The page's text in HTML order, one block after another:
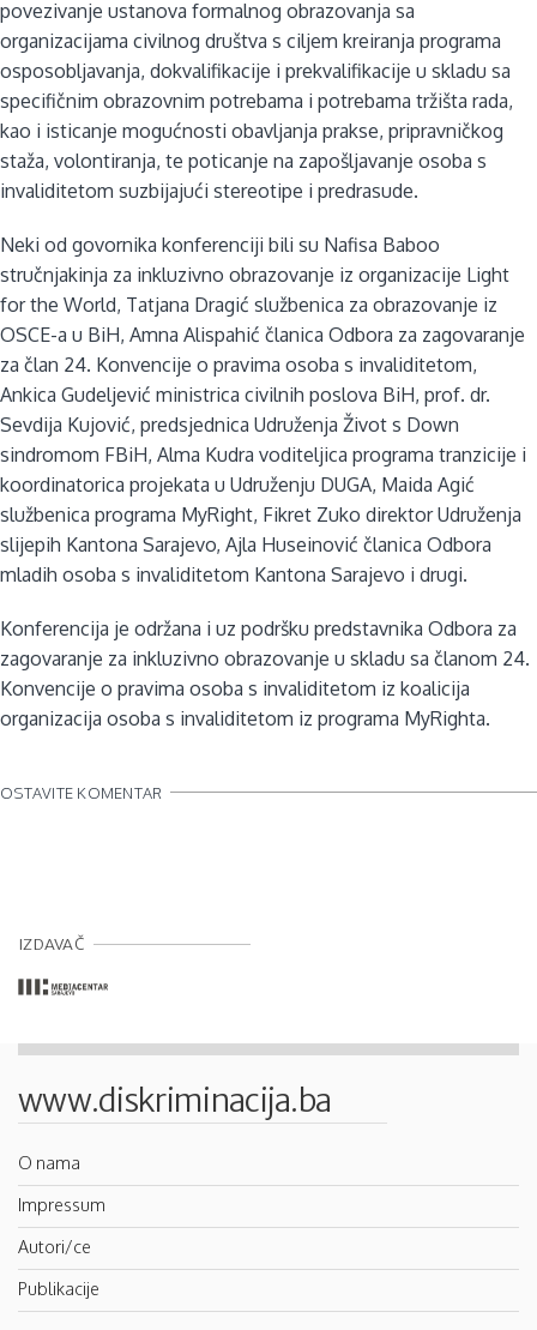
povezivanje ustanova formalnog obrazovanja sa
organizacijama civilnog društva s ciljem kreiranja programa
osposobljavanja, dokvalifikacije i prekvalifikacije u skladu sa
specifičnim obrazovnim potrebama i potrebama tržišta rada,
kao i isticanje mogućnosti obavljanja prakse, pripravničkog
staža, volontiranja, te poticanje na zapošljavanje osoba s
invaliditetom suzbijajući stereotipe i predrasude.
Neki od govornika konferenciji bili su Nafisa Baboo
stručnjakinja za inkluzivno obrazovanje iz organizacije Light
for the World, Tatjana Dragić službenica za obrazovanje iz
OSCE-a u BiH, Amna Alispahić članica Odbora za zagovaranje
za član 24. Konvencije o pravima osoba s invaliditetom,
Ankica Gudeljević ministrica civilnih poslova BiH, prof. dr.
Sevdija Kujović, predsjednica Udruženja Život s Down
sindromom FBiH, Alma Kudra voditeljica programa tranzicije i
koordinatorica projekata u Udruženju DUGA, Maida Agić
službenica programa MyRight, Fikret Zuko direktor Udruženja
slijepih Kantona Sarajevo, Ajla Huseinović članica Odbora
mladih osoba s invaliditetom Kantona Sarajevo i drugi.
Konferencija je održana i uz podršku predstavnika Odbora za
zagovaranje za inkluzivno obrazovanje u skladu sa članom 24.
Konvencije o pravima osoba s invaliditetom iz koalicija
organizacija osoba s invaliditetom iz programa MyRighta.
OSTAVITE KOMENTAR
IZDAVAČ
www.diskriminacija.ba
O nama
Impressum
Autori/ce
Publikacije